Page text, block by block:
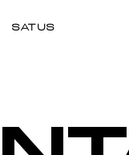
SATUS